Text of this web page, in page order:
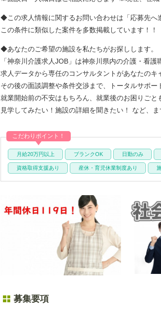
◆この求人情報に関するお問い合わせは「応募先へ
この条件に類似した案件を多数掲載しています！！
◆あなたのご希望の施設を私たちがお探しします。
「神奈川介護求人JOB」は神奈川県内の介護・看
求人データから専任のコンサルタントがあなたのキ
その後の面談調整や条件交渉まで、トータルサポー
就業開始前の不安はもちろん、就業後のお困りご
見学してみたい！施設の詳細を聞きたい！ など、
月給20万円以上 ブランクOK 日勤のみ
資格取得支援あり 産休・育児休業制度あり
こだわりポイント！
募集要項